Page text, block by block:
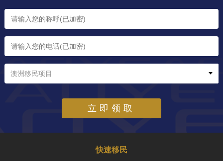
澳洲移民项目
立即领取
快速移民